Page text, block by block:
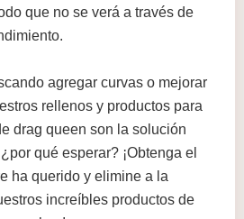
que no se verá a través de
agregar curvas o mejorar
rellenos y productos para
drag queen son la solución
qué esperar? ¡Obtenga el
ha querido y elimine a la
increíbles productos de